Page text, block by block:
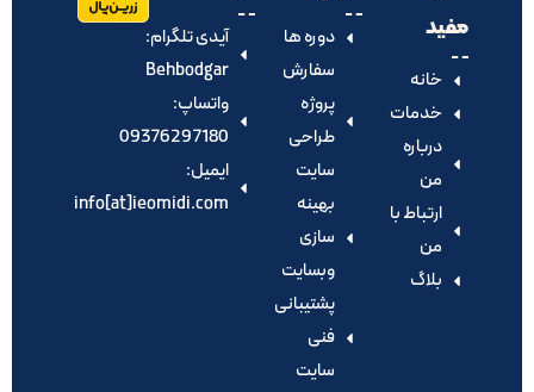
مفید
خانه
خدمات
درباره
من
ارتباط با
من
بلاگ
دوره ها
سفارش
پروژه
طراحی
سایت
بهینه
سازی
وبسایت
پشتیبانی
فنی
سایت
آیدی تلگرام:‌
Behbodgar
واتساپ:
09376297180
ایمیل:
info[at]ieomidi.com